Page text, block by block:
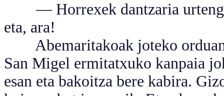
— Horrexek dantzaria urtengo
eta, ara!
Abemaritakoak joteko orduan,
San Migel ermitatxuko kanpaia
esan eta bakoitza bere kabira.